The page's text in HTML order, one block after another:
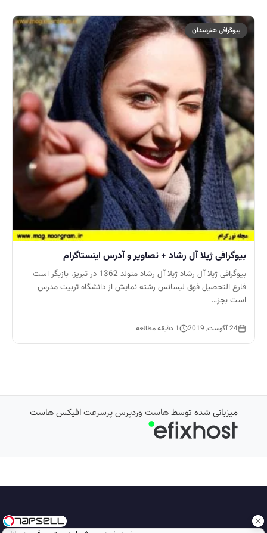
بیوگرافی هنرمندان
بیوگرافی ژیلا آل رشاد + تصاویر و آدرس اینستاگرام
بیوگرافی ژیلا آل رشاد ژیلا آل رشاد متولد 1362 در تبریز، بازیگر است
فارغ التحصیل فوق لیسانس رشته نمایش از دانشگاه تربیت مدرس
است بجز…
24 آگوست, 2019 1 دقیقه مطالعه
میزبانی شده توسطهاست وردپرس پرسرعتافیکس هاست